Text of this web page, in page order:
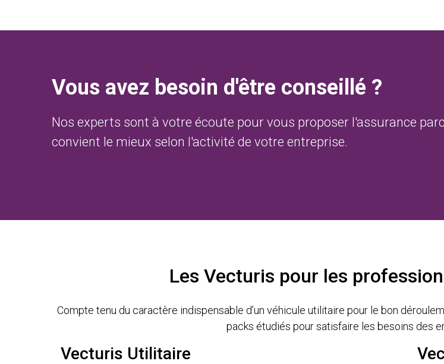
Vous avez besoin d'être conseillé ?
Nos experts sont à votre écoute pour vous proposer l'assurance
convient le mieux selon l'activité de votre entreprise.
Les Vecturis pour les
Compte tenu du caractère indispensable d’un véhicule utilitaire pour le bon
packs étudiés pour satisfaire les besoins des
Vecturis Utilitaire